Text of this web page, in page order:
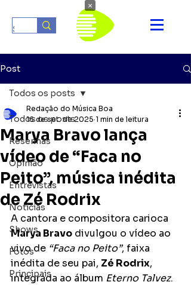
Post
Todos os posts
Resenhas
Opinião
Entrevistas
Notícias
Shows
Fotos
Principais
Todos os posts
Marya Bravo lança
vídeo de “Faca no
Peito”, música inédita
de Zé Rodrix
Redação do Música Boa
16 de set. de 2025 1 min de leitura
A cantora e compositora carioca
Marya Bravo divulgou o vídeo ao
vivo de “Faca no Peito”, faixa
inédita de seu pai, Zé Rodrix,
integrada ao álbum Eterno Talvez.
×